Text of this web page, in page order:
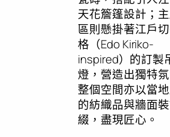
天花簷篷設計；
區則懸掛著江戶
格（Edo Kiriko-
inspired）的訂製
燈，營造出獨特氛
整個空間亦以當
的紡織品與牆面
綴，盡現匠心。